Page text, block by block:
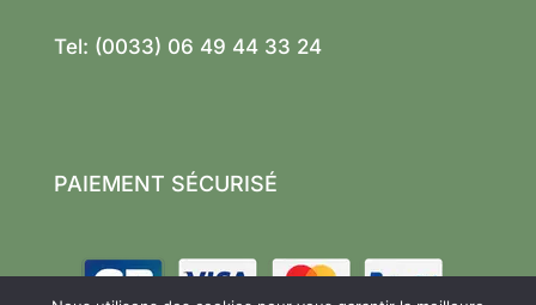
Tel: (0033) 06 49 44 33 24
PAIEMENT SÉCURISÉ